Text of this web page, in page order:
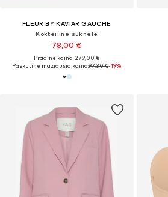
FLEUR BY KAVIAR GAUCHE
Kokteilinė suknelė
78,00 €
Pradinė kaina: 279,00 €
Paskutinė mažiausia kaina:97,30 €-19%